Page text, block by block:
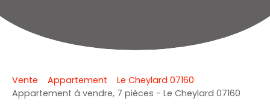
Vente Appartement
Le Cheylard 07160
Appartement à vendre, 7 pièces - Le Cheylard 07160